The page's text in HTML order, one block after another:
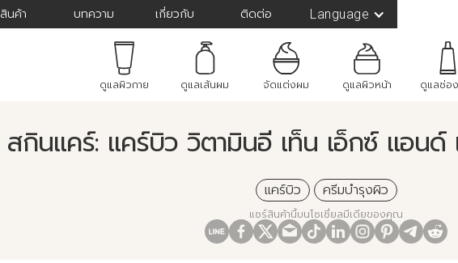
สินค้า บทความ เกี่ยวกับ ติดต่อ Language
ดูแลผิวกาย ดูแลเส้นผม จัดแต่งผม ดูแลผิวหน้า ดูแลช่อ
สกินแคร์: แคร์บิว วิตามินอี เท็น เอ็กซ์ แอนด์
แคร์บิว ครีมบำรุงผิว
แชร์สินค้านี้บนโซเชี่ยลมีเดียของคุณ